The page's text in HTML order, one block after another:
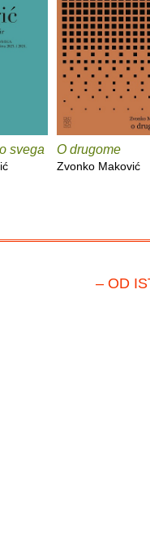
svega O drugome
Zvonko Maković
– OD